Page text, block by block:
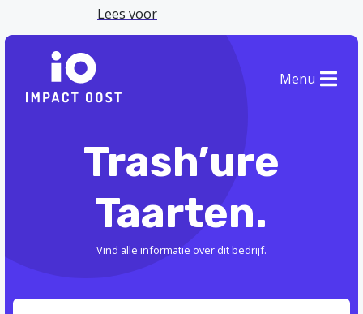
Lees voor
Menu
Trash’ure
Taarten.
Vind alle informatie over dit bedrijf.